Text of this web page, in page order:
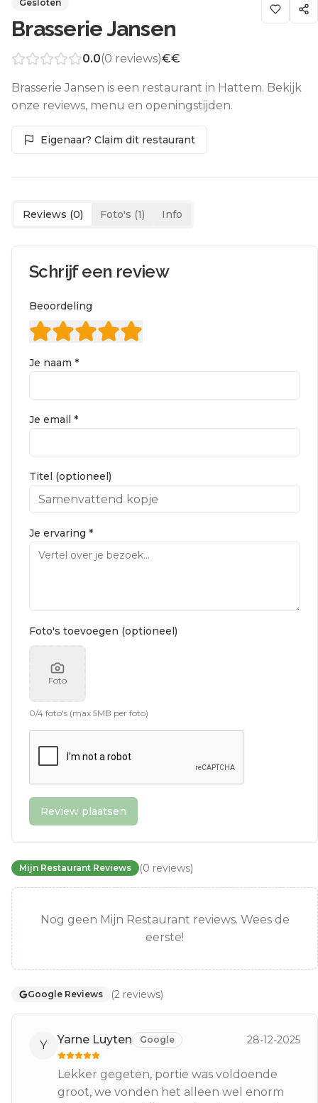
Gesloten
Brasserie Jansen
0.0(0 reviews)€€
Brasserie Jansen is een restaurant in Hattem. Bekijk
onze reviews, menu en openingstijden.
Eigenaar? Claim dit restaurant
Reviews (0) Foto's (1) Info
Schrijf een review
Beoordeling
Je naam *
Je email *
Titel (optioneel)
Je ervaring *
Foto's toevoegen (optioneel)
Foto
0/4 foto's (max 5MB per foto)
Review plaatsen
Mijn Restaurant Reviews (0 reviews)
Nog geen Mijn Restaurant reviews. Wees de
eerste!
Google Reviews (2 reviews)
Y Yarne Luyten Google 28-12-2025
Lekker gegeten, portie was voldoende
groot, we vonden het alleen wel enorm